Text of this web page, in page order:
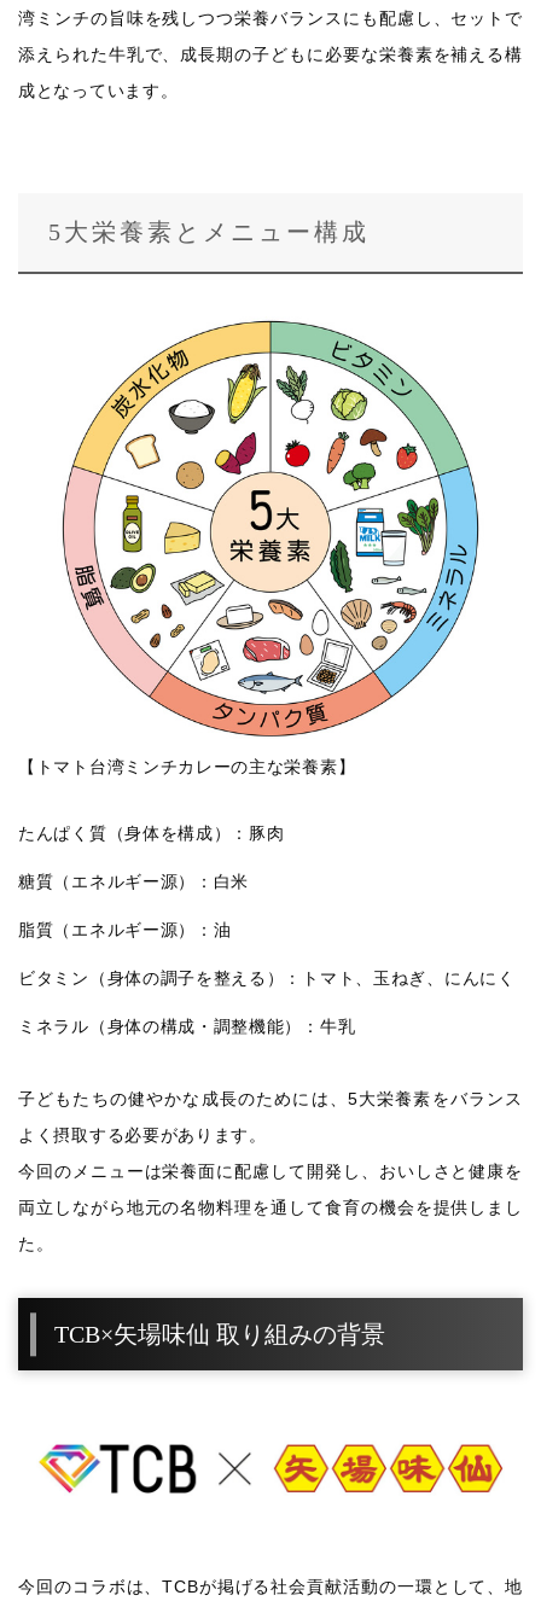
湾ミンチの旨味を残しつつ栄養バランスにも配慮し、セットで
添えられた牛乳で、成長期の子どもに必要な栄養素を補える構
成となっています。
5大栄養素とメニュー構成
【トマト台湾ミンチカレーの主な栄養素】
たんぱく質（身体を構成）：豚肉
糖質（エネルギー源）：白米
脂質（エネルギー源）：油
ビタミン（身体の調子を整える）：トマト、玉ねぎ、にんにく
ミネラル（身体の構成・調整機能）：牛乳
子どもたちの健やかな成長のためには、5大栄養素をバランス
よく摂取する必要があります。
今回のメニューは栄養面に配慮して開発し、おいしさと健康を
両立しながら地元の名物料理を通して食育の機会を提供しまし
た。
TCB×矢場味仙 取り組みの背景
今回のコラボは、TCBが掲げる社会貢献活動の一環として、地